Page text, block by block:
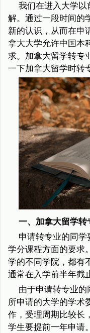
我们在进入大学以
解。通过一段时间的
新的认识，从而在申
拿大大学允许中国本
求。加拿大留学转专
一下加拿大留学时转
一、加拿大留学转
申请转专业的同
学分课程方面的要求
学的不同学院，都有
通常在入学前半年截
由于申请转专业
所申请的大学的学术
作，受理周期比较长
学生要提前一年申请。